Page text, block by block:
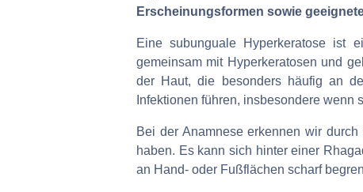
Erscheinungsformen sowie
Eine subunguale Hyperkeratose ist
gemeinsam mit Hyperkeratosen und
der Haut, die besonders häufig an
Infektionen führen, insbesondere wenn
Bei der Anamnese erkennen wir
haben. Es kann sich hinter einer
an Hand- oder Fußflächen scharf